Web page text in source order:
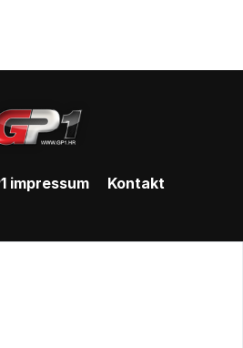
impressum Kontakt